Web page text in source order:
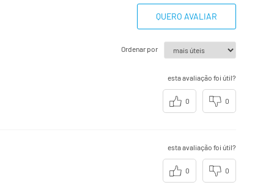
em uma dieta de 2000kcal ou
QUERO AVALIAR
Ordenar por
esta avaliação foi útil?
0 0
esta avaliação foi útil?
0 0